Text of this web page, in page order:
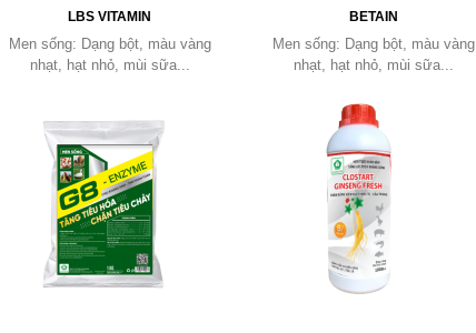
LBS VITAMIN
Men sống: Dạng bột, màu vàng
nhạt, hạt nhỏ, mùi sữa...
BETAIN
Men sống: Dạng bột, màu vàng
nhạt, hạt nhỏ, mùi sữa...